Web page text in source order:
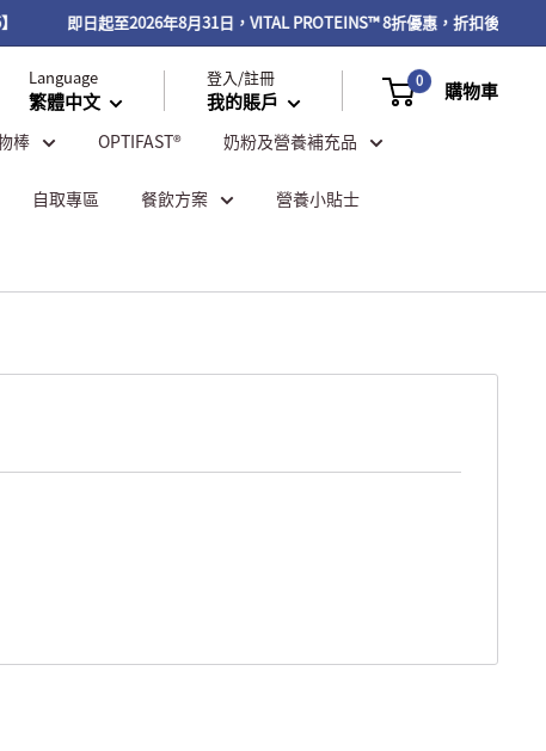
即日起至2026年8月31日，VITAL PROTEINS™ 8折優惠，折扣後滿$500
Language
繁體中文
登入/註冊
我的賬戶
0 購物車
棒 OPTIFAST® 奶粉及營養補充品
自取專區 餐飲方案 營養小貼士